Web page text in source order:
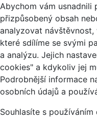
Abychom vám usnadnili
přizpůsobený obsah
analyzovat
které sdílíme se svými
a analýzu. Jejich
cookies" a kdykoliv jej
Podrobnější informace
osobních údajů a
Souhlasíte s používáním